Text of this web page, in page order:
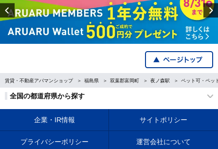
Previous
賃貸・不動産アパマンショップ 福島県 双葉郡富岡町 夜ノ森駅 ペット可・ペッ
全国の都道府県から探す
企業・IR情報 サイトポリシー
プライバシーポリシー 運営会社について